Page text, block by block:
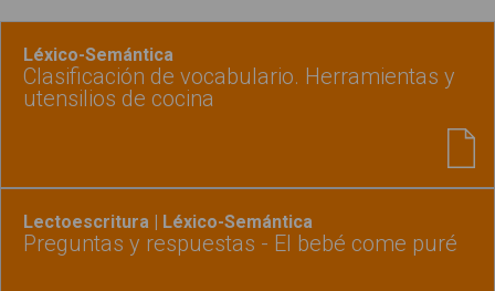
Léxico-Semántica
Clasificación de vocabulario. Herramientas y
utensilios de cocina
Lectoescritura | Léxico-Semántica
Preguntas y respuestas - El bebé come puré